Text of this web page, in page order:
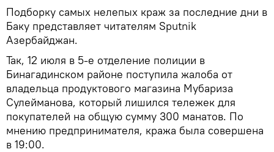
Подборку самых нелепых краж за последние дни в
Баку представляет читателям Sputnik
Азербайджан.
Так, 12 июля в 5-е отделение полиции в
Бинагадинском районе поступила жалоба от
владельца продуктового магазина Мубариза
Сулейманова, который лишился тележек для
покупателей на общую сумму 300 манатов. По
мнению предпринимателя, кража была совершена
в 19:00.